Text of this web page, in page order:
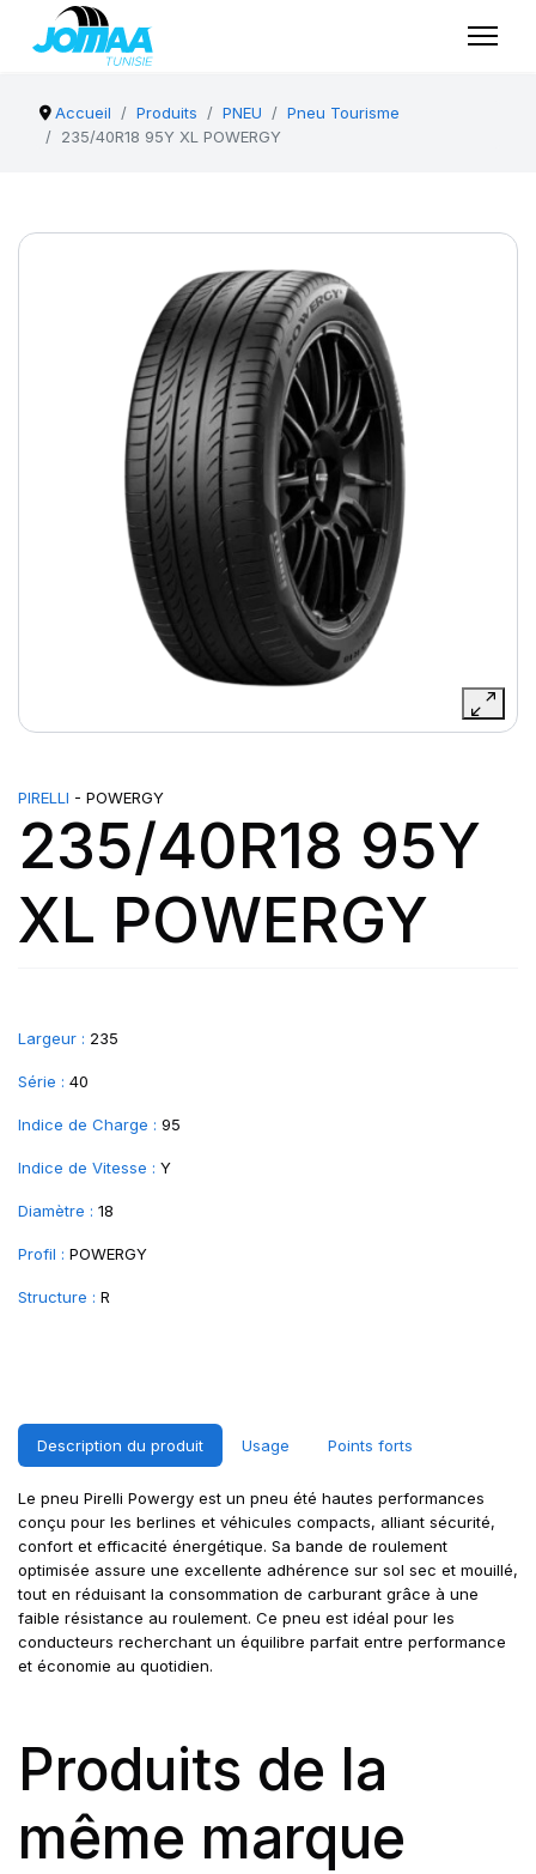
Accueil Produits PNEU
Pneu Tourisme
235/40R18 95Y XL POWERGY
PIRELLI - POWERGY
235/40R18 95Y
XL POWERGY
Largeur : 235
Série : 40
Indice de Charge : 95
Indice de Vitesse : Y
Diamètre : 18
Profil : POWERGY
Structure : R
Description du produit Usage Points forts
Le pneu Pirelli Powergy est un pneu été hautes performances
conçu pour les berlines et véhicules compacts, alliant sécurité,
confort et efficacité énergétique. Sa bande de roulement
optimisée assure une excellente adhérence sur sol sec et mouillé,
tout en réduisant la consommation de carburant grâce à une
faible résistance au roulement. Ce pneu est idéal pour les
conducteurs recherchant un équilibre parfait entre performance
et économie au quotidien.
Produits de la
même marque